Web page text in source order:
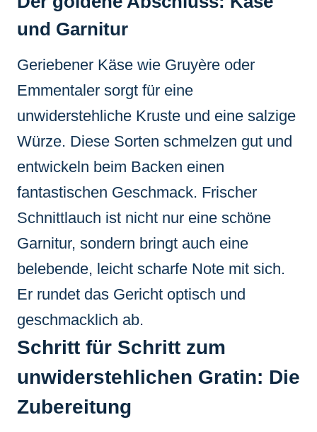
und Garnitur
Geriebener Käse wie Gruyère oder
Emmentaler sorgt für eine
unwiderstehliche Kruste und eine salzige
Würze. Diese Sorten schmelzen gut und
entwickeln beim Backen einen
fantastischen Geschmack. Frischer
Schnittlauch ist nicht nur eine schöne
Garnitur, sondern bringt auch eine
belebende, leicht scharfe Note mit sich.
Er rundet das Gericht optisch und
geschmacklich ab.
Schritt für Schritt zum
unwiderstehlichen Gratin: Die
Zubereitung